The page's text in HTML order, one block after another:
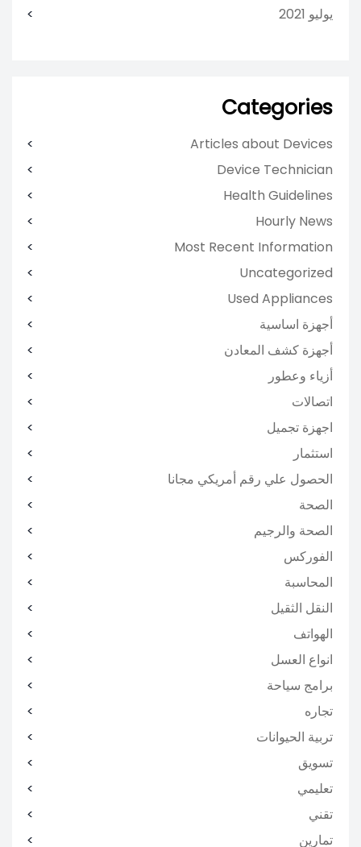
يوليو 2021
Categories
Articles about Devices
Device Technician
Health Guidelines
Hourly News
Most Recent Information
Uncategorized
Used Appliances
أجهزة اساسية
أجهزة كشف المعادن
أزياء وعطور
اتصالات
اجهزة تجميل
استثمار
الحصول علي رقم أمريكي مجانا
الصحة
الصحة والرجيم
الفوركس
المحاسبة
النقل الثقيل
الهواتف
انواع العسل
برامج سياحة
تجاره
تربية الحيوانات
تسويق
تعليمي
تقني
تمارين